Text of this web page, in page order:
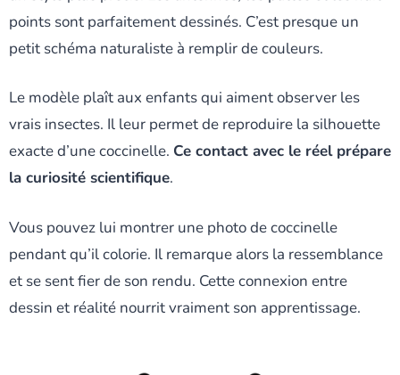
points sont parfaitement dessinés. C’est presque un
petit schéma naturaliste à remplir de couleurs.
Le modèle plaît aux enfants qui aiment observer les
vrais insectes. Il leur permet de reproduire la silhouette
exacte d’une coccinelle. Ce contact avec le réel prépare
la curiosité scientifique.
Vous pouvez lui montrer une photo de coccinelle
pendant qu’il colorie. Il remarque alors la ressemblance
et se sent fier de son rendu. Cette connexion entre
dessin et réalité nourrit vraiment son apprentissage.